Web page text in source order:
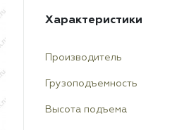
Характеристики
Производитель
Грузоподъемность
Высота подъема